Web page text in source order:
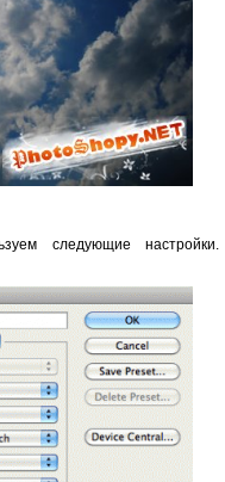
следующие настройки.